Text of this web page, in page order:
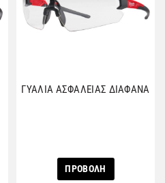
ΓΥΑΛΙΑ ΑΣΦΑΛΕΙΑΣ ΔΙΑΦΑΝΑ
ΠΡΟΒΟΛΗ